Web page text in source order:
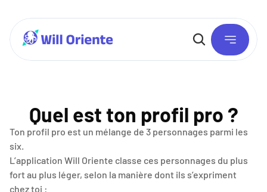
Quel est ton profil pro ?
Ton profil pro est un mélange de 3 personnages parmi les
six.
L’application Will Oriente classe ces personnages du plus
fort au plus léger, selon la manière dont ils s’expriment
chez toi :